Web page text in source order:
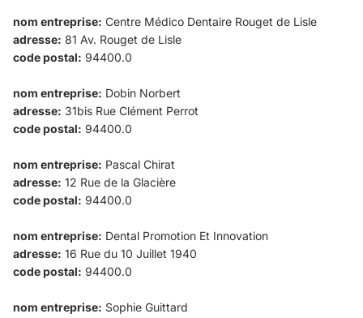
nom entreprise: Centre Médico Dentaire Rouget de Lisle
adresse: 81 Av. Rouget de Lisle
code postal: 94400.0
nom entreprise: Dobin Norbert
adresse: 31bis Rue Clément Perrot
code postal: 94400.0
nom entreprise: Pascal Chirat
adresse: 12 Rue de la Glacière
code postal: 94400.0
nom entreprise: Dental Promotion Et Innovation
adresse: 16 Rue du 10 Juillet 1940
code postal: 94400.0
nom entreprise: Sophie Guittard